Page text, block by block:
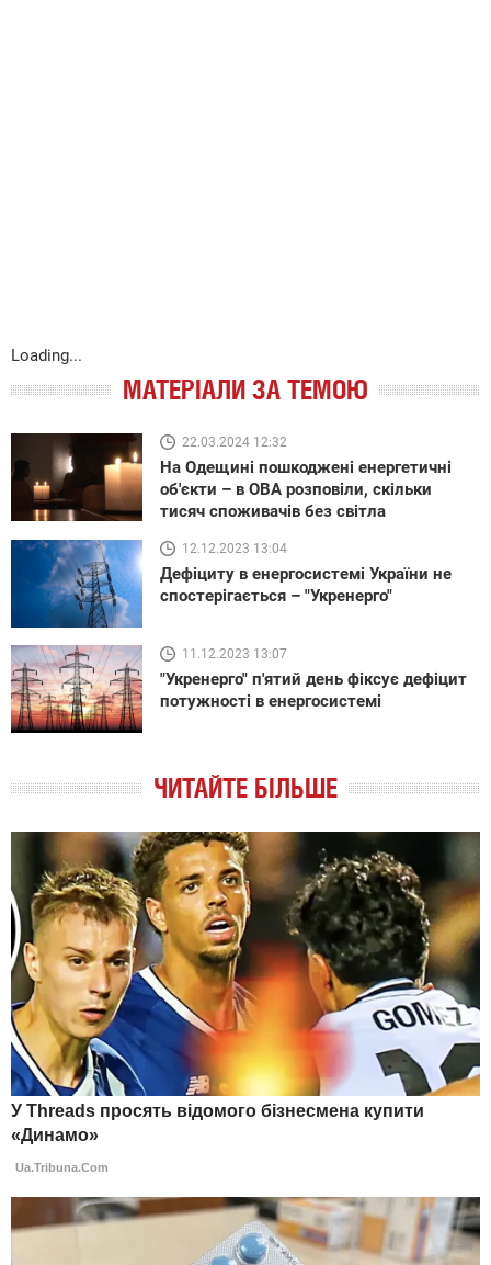
Loading...
МАТЕРІАЛИ ЗА ТЕМОЮ
22.03.2024 12:32
На Одещині пошкоджені енергетичні
об'єкти – в ОВА розповіли, скільки
тисяч споживачів без світла
12.12.2023 13:04
Дефіциту в енергосистемі України не
спостерігається – "Укренерго"
11.12.2023 13:07
"Укренерго" п'ятий день фіксує дефіцит
потужності в енергосистемі
ЧИТАЙТЕ БІЛЬШЕ